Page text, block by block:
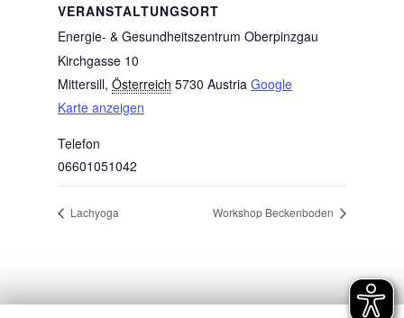
VERANSTALTUNGSORT
Energie- & Gesundheitszentrum Oberpinzgau
Kirchgasse 10
Mittersill, Österreich 5730 Austria Google
Karte anzeigen
Telefon
06601051042
Lachyoga Workshop Beckenboden